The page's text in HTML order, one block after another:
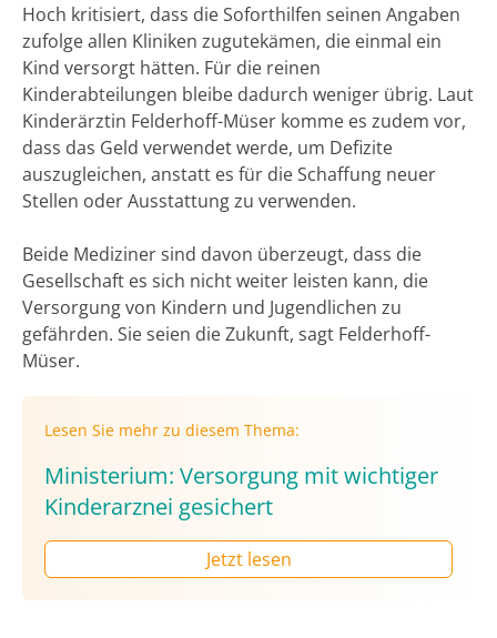
Hoch kritisiert, dass die Soforthilfen seinen Angaben
zufolge allen Kliniken zugutekämen, die einmal ein
Kind versorgt hätten. Für die reinen
Kinderabteilungen bleibe dadurch weniger übrig. Laut
Kinderärztin Felderhoff-Müser komme es zudem vor,
dass das Geld verwendet werde, um Defizite
auszugleichen, anstatt es für die Schaffung neuer
Stellen oder Ausstattung zu verwenden.
Beide Mediziner sind davon überzeugt, dass die
Gesellschaft es sich nicht weiter leisten kann, die
Versorgung von Kindern und Jugendlichen zu
gefährden. Sie seien die Zukunft, sagt Felderhoff-
Müser.
Lesen Sie mehr zu diesem Thema:
Ministerium: Versorgung mit wichtiger
Kinderarznei gesichert
Jetzt lesen